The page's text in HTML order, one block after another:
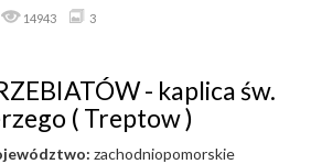
14943 3
- kaplica św.
( Treptow )
zachodniopomorskie